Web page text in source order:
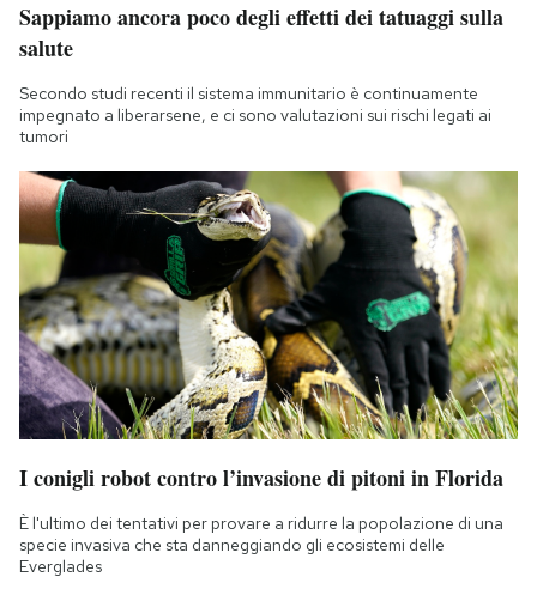
Sappiamo ancora poco degli effetti dei tatuaggi sulla
salute
Secondo studi recenti il sistema immunitario è continuamente
impegnato a liberarsene, e ci sono valutazioni sui rischi legati ai
tumori
I conigli robot contro l’invasione di pitoni in Florida
È l'ultimo dei tentativi per provare a ridurre la popolazione di una
specie invasiva che sta danneggiando gli ecosistemi delle
Everglades